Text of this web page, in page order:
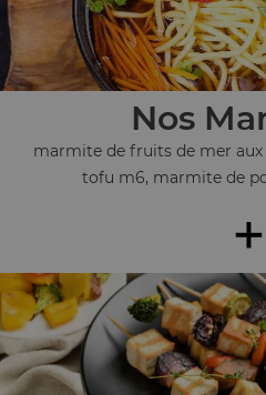
Nos
marmite de fruits de mer
tofu m6, marmite de
+